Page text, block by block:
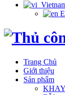
Trang Chủ
Giới thiệu
Sản phẩm
KHAY